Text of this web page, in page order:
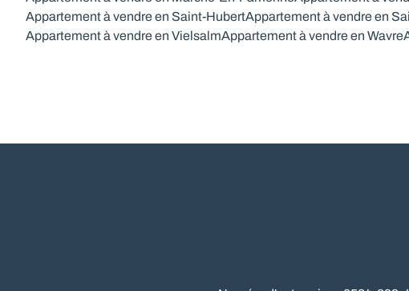
Appartement à vendre en Saint-HubertAppartement à vendre en
Appartement à vendre en VielsalmAppartement à vendre en Wavre